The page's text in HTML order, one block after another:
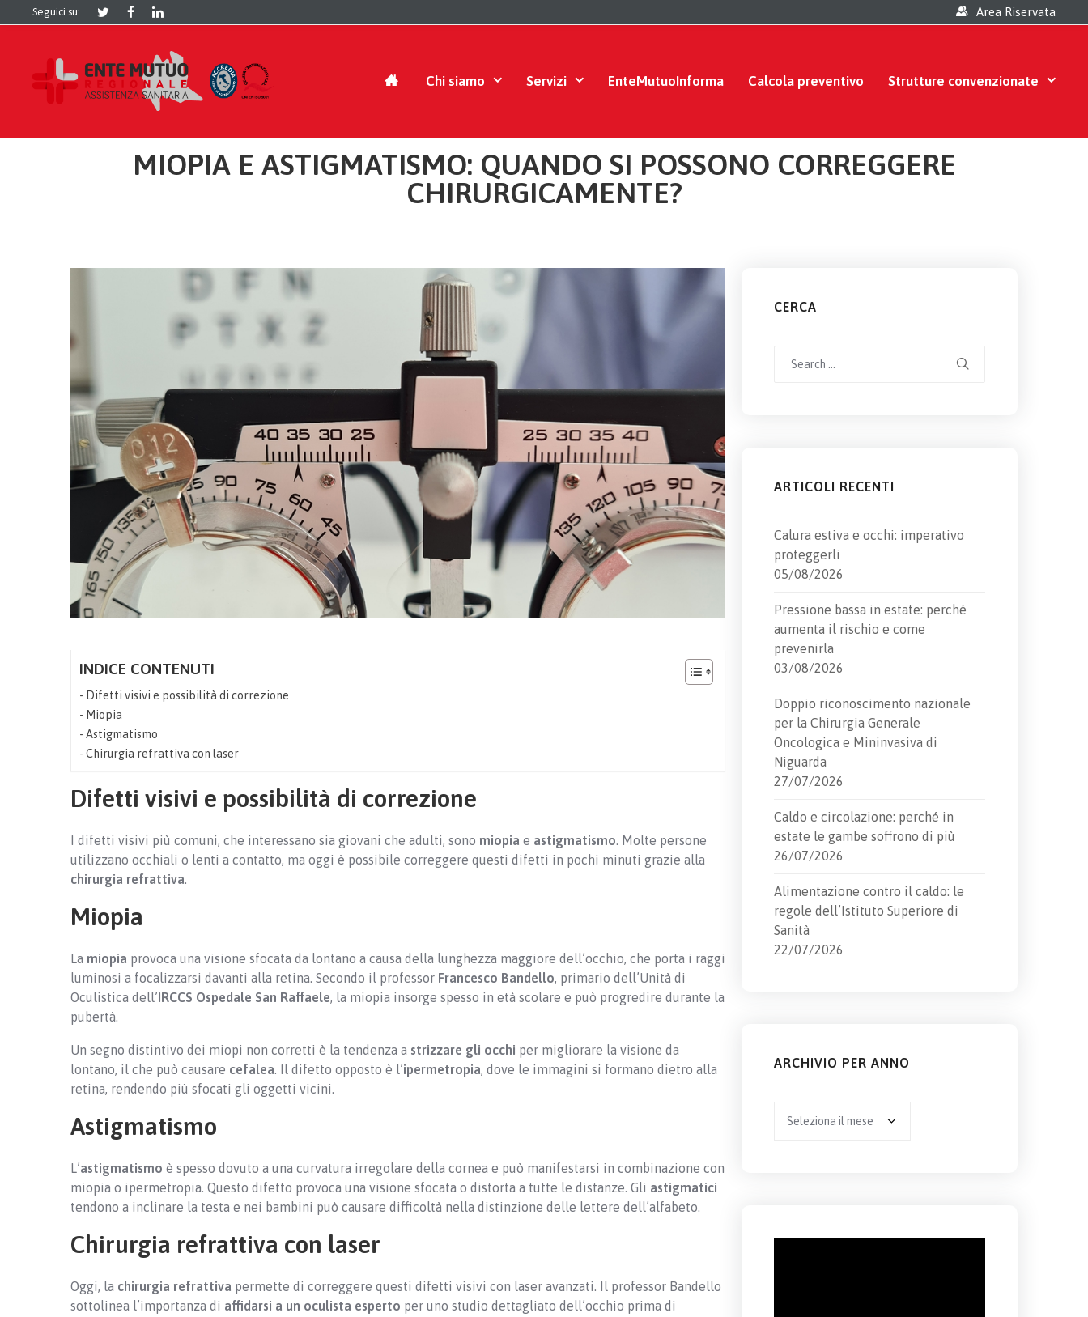
Seguici su: Area Riservata
Chi siamo Servizi EnteMutuoInforma Calcola preventivo Strutture convenzionate
MIOPIA E ASTIGMATISMO: QUANDO SI POSSONO CORREGGERE
CHIRURGICAMENTE?
INDICE CONTENUTI
Difetti visivi e possibilità di correzione
Miopia
Astigmatismo
Chirurgia refrattiva con laser
Difetti visivi e possibilità di correzione
I difetti visivi più comuni, che interessano sia giovani che adulti, sono miopia e astigmatismo. Molte persone
utilizzano occhiali o lenti a contatto, ma oggi è possibile correggere questi difetti in pochi minuti grazie alla
chirurgia refrattiva.
Miopia
La miopia provoca una visione sfocata da lontano a causa della lunghezza maggiore dell’occhio, che porta i raggi
luminosi a focalizzarsi davanti alla retina. Secondo il professor Francesco Bandello, primario dell’Unità di
Oculistica dell’IRCCS Ospedale San Raffaele, la miopia insorge spesso in età scolare e può progredire durante la
pubertà.
Un segno distintivo dei miopi non corretti è la tendenza a strizzare gli occhi per migliorare la visione da
lontano, il che può causare cefalea. Il difetto opposto è l’ipermetropia, dove le immagini si formano dietro alla
retina, rendendo più sfocati gli oggetti vicini.
Astigmatismo
L’astigmatismo è spesso dovuto a una curvatura irregolare della cornea e può manifestarsi in combinazione con
miopia o ipermetropia. Questo difetto provoca una visione sfocata o distorta a tutte le distanze. Gli astigmatici
tendono a inclinare la testa e nei bambini può causare difficoltà nella distinzione delle lettere dell’alfabeto.
Chirurgia refrattiva con laser
Oggi, la chirurgia refrattiva permette di correggere questi difetti visivi con laser avanzati. Il professor Bandello
sottolinea l’importanza di affidarsi a un oculista esperto per uno studio dettagliato dell’occhio prima di
CERCA
ARTICOLI RECENTI
Calura estiva e occhi: imperativo
proteggerli
05/08/2026
Pressione bassa in estate: perché
aumenta il rischio e come
prevenirla
03/08/2026
Doppio riconoscimento nazionale
per la Chirurgia Generale
Oncologica e Mininvasiva di
Niguarda
27/07/2026
Caldo e circolazione: perché in
estate le gambe soffrono di più
26/07/2026
Alimentazione contro il caldo: le
regole dell’Istituto Superiore di
Sanità
22/07/2026
ARCHIVIO PER ANNO
per